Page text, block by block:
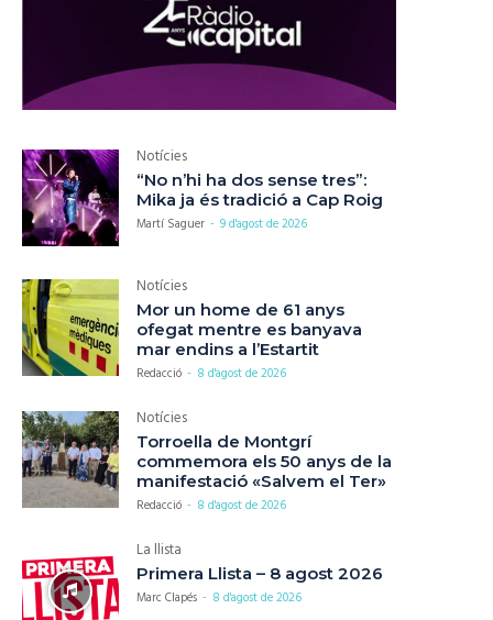
Notícies
“No n’hi ha dos sense tres”:
Mika ja és tradició a Cap Roig
Martí Saguer - 9 d'agost de 2026
Notícies
Mor un home de 61 anys
ofegat mentre es banyava
mar endins a l’Estartit
Redacció - 8 d'agost de 2026
Notícies
Torroella de Montgrí
commemora els 50 anys de la
manifestació «Salvem el Ter»
Redacció - 8 d'agost de 2026
La llista
Primera Llista – 8 agost 2026
Marc Clapés - 8 d'agost de 2026